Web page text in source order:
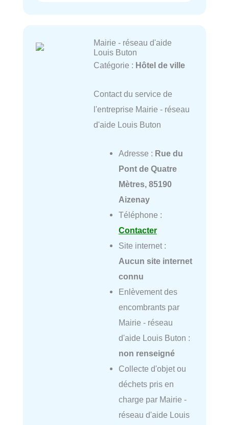
Mairie - réseau d'aide
Louis Buton
Catégorie : Hôtel de ville
Contact du service de
l'entreprise Mairie - réseau
d'aide Louis Buton
Adresse : Rue du
Pont de Quatre
Mètres, 85190
Aizenay
Téléphone :
Contacter
Site internet :
Aucun site internet
connu
Enlèvement des
encombrants par
Mairie - réseau
d'aide Louis Buton :
non renseigné
Collecte d'objet ou
déchets pris en
charge par Mairie -
réseau d'aide Louis